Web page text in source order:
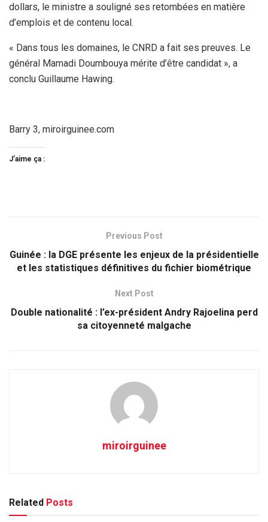
dollars, le ministre a souligné ses retombées en matière
d’emplois et de contenu local.
« Dans tous les domaines, le CNRD a fait ses preuves. Le
général Mamadi Doumbouya mérite d’être candidat », a
conclu Guillaume Hawing.
Barry 3, miroirguinee.com
J’aime ça :
Previous Post
Guinée : la DGE présente les enjeux de la présidentielle
et les statistiques définitives du fichier biométrique
Next Post
Double nationalité : l’ex-président Andry Rajoelina perd
sa citoyenneté malgache
miroirguinee
Related Posts